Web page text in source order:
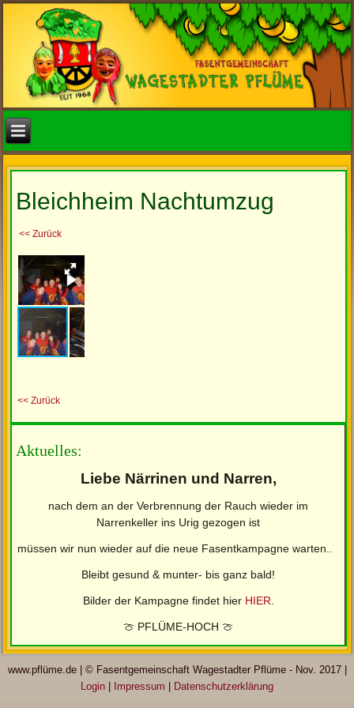
Bleichheim Nachtumzug
<< Zurück
<< Zurück
Aktuelles:
Liebe Närrinen und Narren,
nach dem an der Verbrennung der Rauch wieder im
Narrenkeller ins Urig gezogen ist
müssen wir nun wieder auf die neue Fasentkampagne warten..
Bleibt gesund & munter- bis ganz bald!
Bilder der Kampagne findet hier HIER
🍈 PFLÜME-HOCH 🍈
www.pflüme.de | © Fasentgemeinschaft Wagestadter Pflüme - Nov. 2017 |
Login | Impressum | Datenschutzerklärung